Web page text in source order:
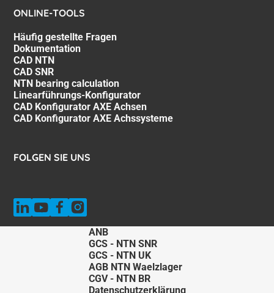
ONLINE-TOOLS
Häufig gestellte Fragen
Dokumentation
CAD NTN
CAD SNR
NTN bearing calculation
Linearführungs-Konfigurator
CAD Konfigurator AXE Achsen
CAD Konfigurator AXE Achssysteme
FOLGEN SIE UNS
ANB
GCS - NTN SNR
GCS - NTN UK
AGB NTN Waelzlager
CGV - NTN BR
Datenschutzerklärung